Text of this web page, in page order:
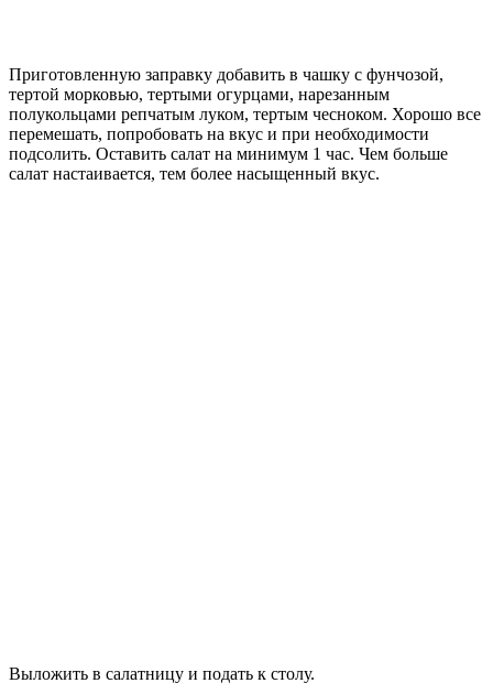
Приготовленную заправку добавить в чашку с фунчозой,
тертой морковью, тертыми огурцами, нарезанным
полукольцами репчатым луком, тертым чесноком. Хорошо все
перемешать, попробовать на вкус и при необходимости
подсолить. Оставить салат на минимум 1 час. Чем больше
салат настаивается, тем более насыщенный вкус.
Выложить в салатницу и подать к столу.